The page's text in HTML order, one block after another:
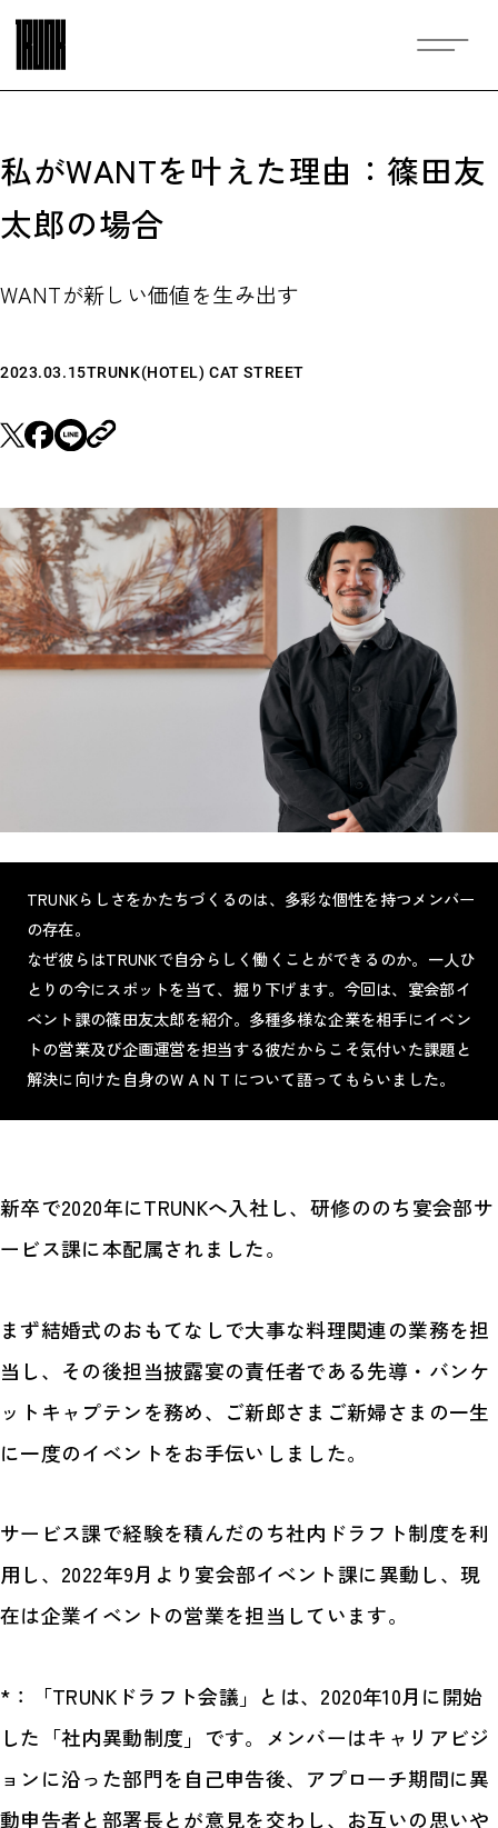
私がWANTを叶えた理由：篠田友
太郎の場合
WANTが新しい価値を生み出す
2023.03.15TRUNK(HOTEL) CAT STREET
TRUNKらしさをかたちづくるのは、多彩な個性を持つメンバー
の存在。
なぜ彼らはTRUNKで自分らしく働くことができるのか。一人ひ
とりの今にスポットを当て、掘り下げます。今回は、宴会部イ
ベント課の篠田友太郎を紹介。多種多様な企業を相手にイベン
トの営業及び企画運営を担当する彼だからこそ気付いた課題と
解決に向けた自身のＷＡＮＴについて語ってもらいました。
新卒で2020年にTRUNKへ入社し、研修ののち宴会部サ
ービス課に本配属されました。
まず結婚式のおもてなしで大事な料理関連の業務を担
当し、その後担当披露宴の責任者である先導・バンケ
ットキャプテンを務め、ご新郎さまご新婦さまの一生
に一度のイベントをお手伝いしました。
サービス課で経験を積んだのち社内ドラフト制度を利
用し、2022年9月より宴会部イベント課に異動し、現
在は企業イベントの営業を担当しています。
*：「TRUNKドラフト会議」とは、2020年10月に開始
した「社内異動制度」です。メンバーはキャリアビジ
ョンに沿った部門を自己申告後、アプローチ期間に異
動申告者と部署長とが意見を交わし、お互いの思いや